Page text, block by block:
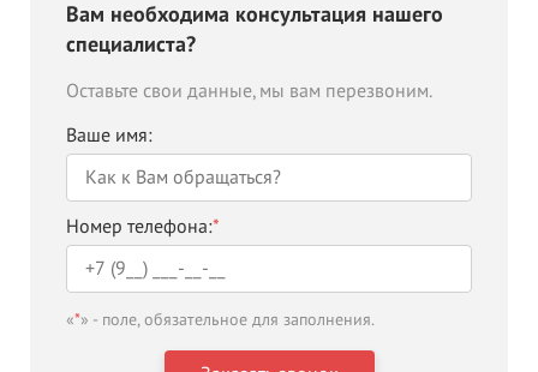
Вам необходима консультация нашего
специалиста?
Оставьте свои данные, мы вам перезвоним.
Ваше имя:
Номер телефона:*
«*» - поле, обязательное для заполнения.